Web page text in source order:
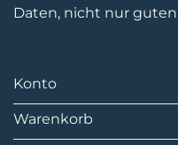
Daten, nicht nur guten
Konto
Warenkorb